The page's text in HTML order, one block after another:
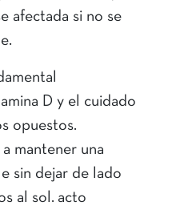
afectada si no se
D y el cuidado
opuestos.
mantener una
sin dejar de lado
al sol. acto